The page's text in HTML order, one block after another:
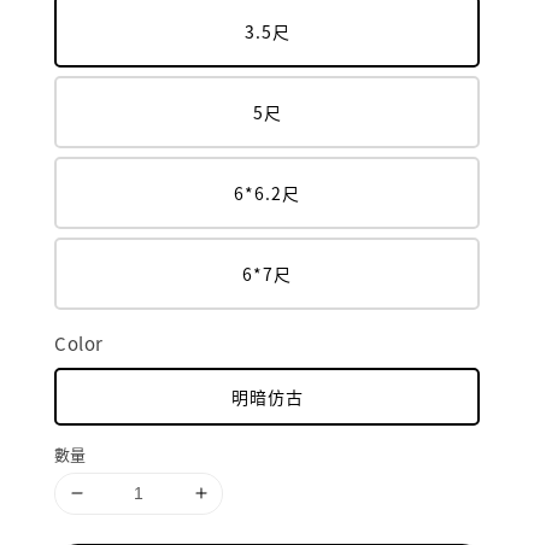
3.5尺
5尺
6*6.2尺
6*7尺
Color
明暗仿古
數量